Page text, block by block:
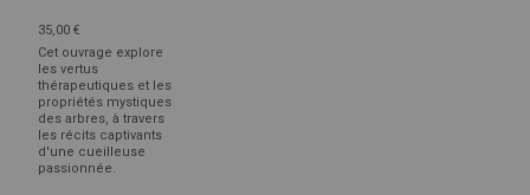
35,00 €
Cet ouvrage explore
les vertus
thérapeutiques et les
propriétés mystiques
des arbres, à travers
les récits captivants
d'une cueilleuse
passionnée.